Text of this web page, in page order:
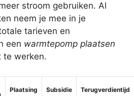
stroom gebruiken. Al
neem je mee in je
tarieven en
een warmtepomp plaatsen
te werken.
Plaatsing Subsidie Terugverdientijd